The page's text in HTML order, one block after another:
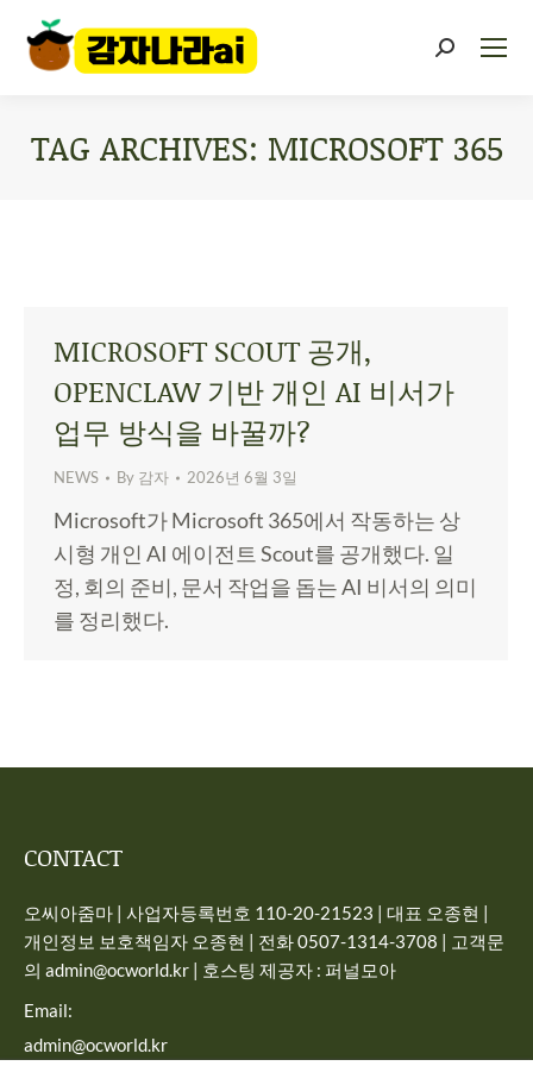
TAG ARCHIVES: MICROSOFT 365
MICROSOFT SCOUT 공개,
OPENCLAW 기반 개인 AI 비서가
업무 방식을 바꿀까?
NEWS By 감자 2026년 6월 3일
Microsoft가 Microsoft 365에서 작동하는 상
시형 개인 AI 에이전트 Scout를 공개했다. 일
정, 회의 준비, 문서 작업을 돕는 AI 비서의 의미
를 정리했다.
CONTACT
오씨아줌마 | 사업자등록번호 110-20-21523 | 대표 오종현 |
개인정보 보호책임자 오종현 | 전화 0507-1314-3708 | 고객문
의 admin@ocworld.kr | 호스팅 제공자 : 퍼널모아
Email:
admin@ocworld.kr